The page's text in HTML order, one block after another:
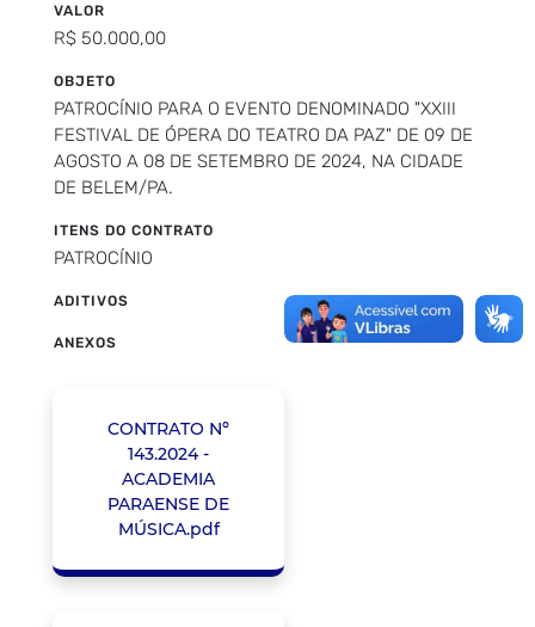
VALOR
R$ 50.000,00
OBJETO
PATROCÍNIO PARA O EVENTO DENOMINADO "XXIII
FESTIVAL DE ÓPERA DO TEATRO DA PAZ" DE 09 DE
AGOSTO A 08 DE SETEMBRO DE 2024, NA CIDADE
DE BELEM/PA.
ITENS DO CONTRATO
PATROCÍNIO
ADITIVOS
ANEXOS
CONTRATO Nº
143.2024 -
ACADEMIA
PARAENSE DE
MÚSICA.pdf